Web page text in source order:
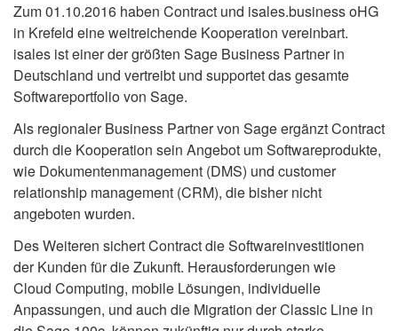
Zum 01.10.2016 haben Contract und isales.business oHG
in Krefeld eine weitreichende Kooperation vereinbart.
isales ist einer der größten Sage Business Partner in
Deutschland und vertreibt und supportet das gesamte
Softwareportfolio von Sage.
Als regionaler Business Partner von Sage ergänzt Contract
durch die Kooperation sein Angebot um Softwareprodukte,
wie Dokumentenmanagement (DMS) und customer
relationship management (CRM), die bisher nicht
angeboten wurden.
Des Weiteren sichert Contract die Softwareinvestitionen
der Kunden für die Zukunft. Herausforderungen wie
Cloud Computing, mobile Lösungen, individuelle
Anpassungen, und auch die Migration der Classic Line in